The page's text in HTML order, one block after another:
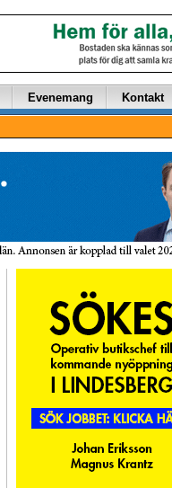
Evenemang Kontakt